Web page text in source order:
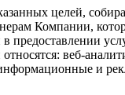
целей,
Компании,
предоставлении
веб-
и